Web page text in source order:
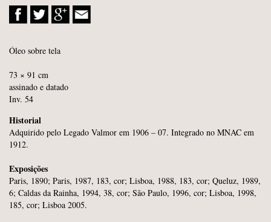
Óleo sobre tela
73 × 91 cm
assinado e datado
Inv. 54
Historial
Adquirido pelo Legado Valmor em 1906 – 07. Integrado no MNAC em
1912.
Exposições
Paris, 1890; Paris, 1987, 183, cor; Lisboa, 1988, 183, cor; Queluz, 1989,
6; Caldas da Rainha, 1994, 38, cor; São Paulo, 1996, cor; Lisboa, 1998,
185, cor; Lisboa 2005.